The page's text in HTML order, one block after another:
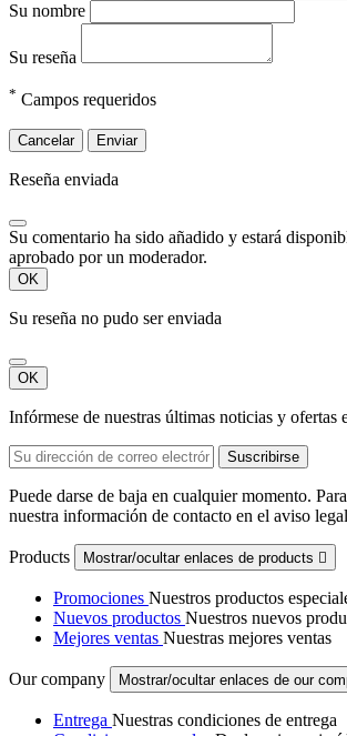
Su nombre
Su reseña
* Campos requeridos
Cancelar Enviar
Reseña enviada
Su comentario ha sido añadido y estará
aprobado por un moderador.
OK
Su reseña no pudo ser enviada
OK
Infórmese de nuestras últimas noticias y ofertas
Puede darse de baja en cualquier momento.
nuestra información de contacto en el aviso
Products Mostrar/ocultar enlaces de products 
Promociones Nuestros productos
Nuevos productos Nuestros nuevos
Mejores ventas Nuestras mejores ventas
Our company Mostrar/ocultar enlaces de our
Entrega Nuestras condiciones de entrega